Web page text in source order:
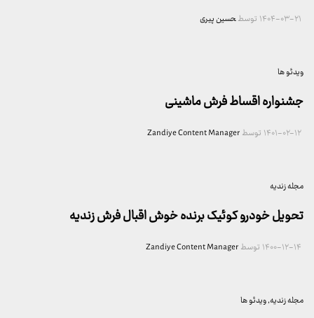
۱۴۰۴-۰۳-۲۱ توسطحسین پیری
ویدئو ها
جشنواره اقساط فرش ماشینی
۱۴۰۱-۰۲-۱۲ توسطZandiye Content Manager
مجله زندیه
تحویل خودرو کوئیک برنده خوش اقبال فرش زندیه
۱۴۰۰-۱۲-۱۴ توسطZandiye Content Manager
مجله زندیه, ویدئو ها